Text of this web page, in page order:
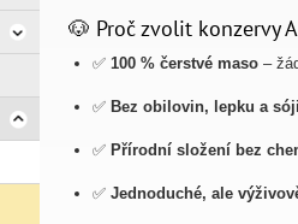
🐶 Proč zvolit konzervy
✅ 100 % čerstvé maso –
✅ Bez obilovin, lepku a sóji
✅ Přírodní složení bez
✅ Jednoduché, ale